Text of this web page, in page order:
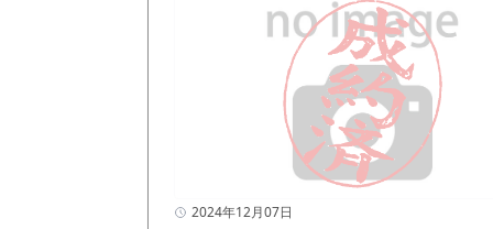
2024年12月07日